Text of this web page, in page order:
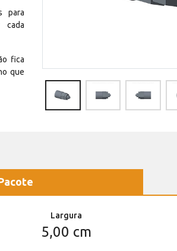
para
cada
fica
que
Largura
5,00 cm